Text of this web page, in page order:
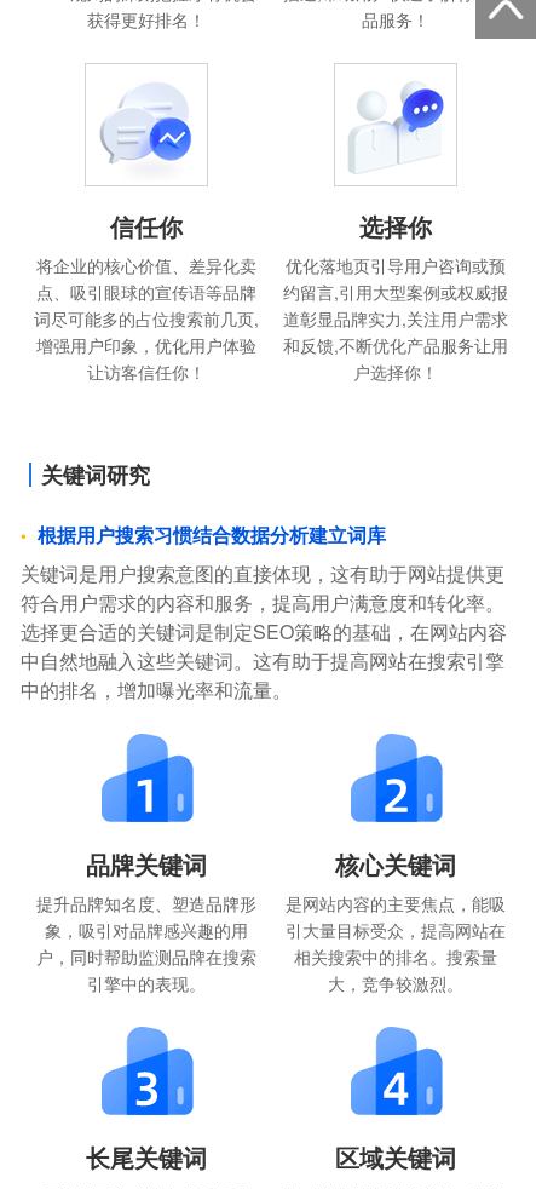
获得更好排名！
品服务！
信任你
将企业的核心价值、差异化卖
点、吸引眼球的宣传语等品牌
词尽可能多的占位搜索前几页,
增强用户印象，优化用户体验
让访客信任你！
选择你
优化落地页引导用户咨询或预
约留言,引用大型案例或权威报
道彰显品牌实力,关注用户需求
和反馈,不断优化产品服务让用
户选择你！
关键词研究
根据用户搜索习惯结合数据分析建立词库
关键词是用户搜索意图的直接体现，这有助于网站提供更
符合用户需求的内容和服务，提高用户满意度和转化率。
选择更合适的关键词是制定SEO策略的基础，在网站内容
中自然地融入这些关键词。这有助于提高网站在搜索引擎
中的排名，增加曝光率和流量。
品牌关键词
提升品牌知名度、塑造品牌形
象，吸引对品牌感兴趣的用
户，同时帮助监测品牌在搜索
引擎中的表现。
核心关键词
是网站内容的主要焦点，能吸
引大量目标受众，提高网站在
相关搜索中的排名。搜索量
大，竞争较激烈。
长尾关键词 区域关键词